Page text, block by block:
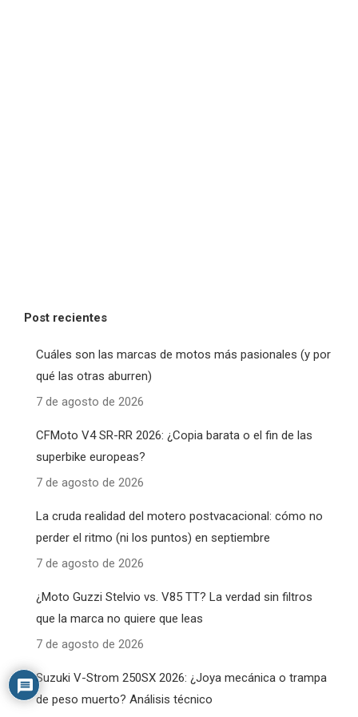
Post recientes
Cuáles son las marcas de motos más pasionales (y por
qué las otras aburren)
7 de agosto de 2026
CFMoto V4 SR-RR 2026: ¿Copia barata o el fin de las
superbike europeas?
7 de agosto de 2026
La cruda realidad del motero postvacacional: cómo no
perder el ritmo (ni los puntos) en septiembre
7 de agosto de 2026
¿Moto Guzzi Stelvio vs. V85 TT? La verdad sin filtros
que la marca no quiere que leas
7 de agosto de 2026
Suzuki V-Strom 250SX 2026: ¿Joya mecánica o trampa
de peso muerto? Análisis técnico